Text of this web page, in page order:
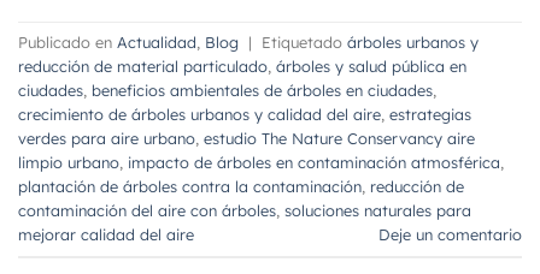
Publicado en Actualidad Blog | Etiquetado árboles urbanos y
reducción de material particulado árboles y salud pública en
ciudades beneficios ambientales de árboles en ciudades
crecimiento de árboles urbanos y calidad del aire estrategias
verdes para aire urbano estudio The Nature Conservancy aire
limpio urbano impacto de árboles en contaminación atmosférica
plantación de árboles contra la contaminación reducción de
contaminación del aire con árboles soluciones naturales para
mejorar calidad del aire
Deje un comentario